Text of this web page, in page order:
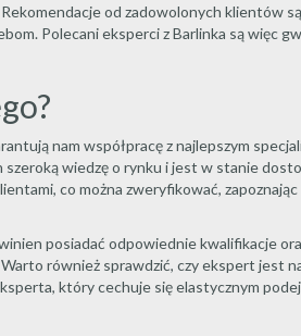
od zadowolonych klientów
Polecani eksperci z Barlinka są więc
nam współpracę z najlepszym
wiedzę o rynku i jest w stanie
co można zweryfikować, zapoznając
posiadać odpowiednie kwalifikacje
również sprawdzić, czy ekspert jest
który cechuje się elastycznym